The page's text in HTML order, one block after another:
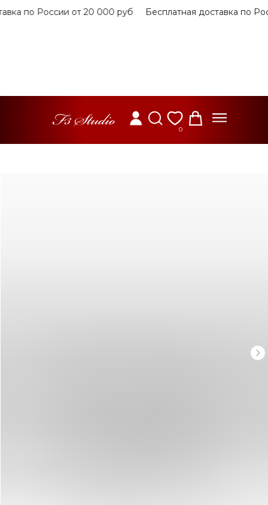
по России от 20 000 руб Бесплатная доставка по
0